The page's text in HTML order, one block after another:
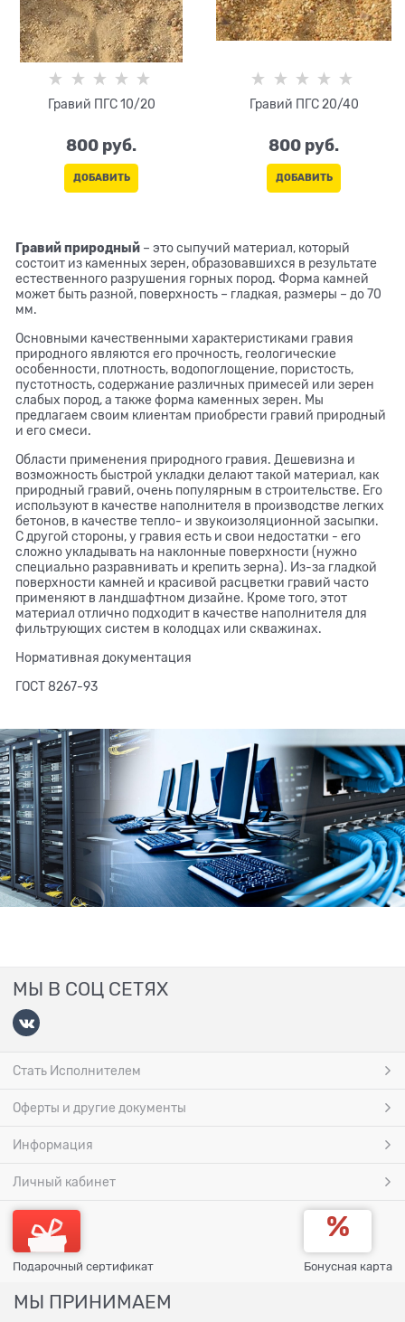
Гравий ПГС 10/20
800 руб.
ДОБАВИТЬ
Гравий ПГС 20/40
800 руб.
ДОБАВИТЬ
Гравий природный – это сыпучий материал, который
состоит из каменных зерен, образовавшихся в результате
естественного разрушения горных пород. Форма камней
может быть разной, поверхность – гладкая, размеры – до 70
мм.
Основными качественными характеристиками гравия
природного являются его прочность, геологические
особенности, плотность, водопоглощение, пористость,
пустотность, содержание различных примесей или зерен
слабых пород, а также форма каменных зерен. Мы
предлагаем своим клиентам приобрести гравий природный
и его смеси.
Области применения природного гравия. Дешевизна и
возможность быстрой укладки делают такой материал, как
природный гравий, очень популярным в строительстве. Его
используют в качестве наполнителя в производстве легких
бетонов, в качестве тепло- и звукоизоляционной засыпки.
С другой стороны, у гравия есть и свои недостатки - его
сложно укладывать на наклонные поверхности (нужно
специально разравнивать и крепить зерна). Из-за гладкой
поверхности камней и красивой расцветки гравий часто
применяют в ландшафтном дизайне. Кроме того, этот
материал отлично подходит в качестве наполнителя для
фильтрующих систем в колодцах или скважинах.
Нормативная документация
ГОСТ 8267-93
МЫ В СОЦ СЕТЯХ
Стать Исполнителем
Оферты и другие документы
Информация
Личный кабинет
Подарочный сертификат Бонусная карта
МЫ ПРИНИМАЕМ